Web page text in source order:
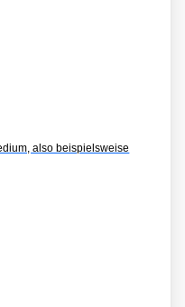
also beispielsweise